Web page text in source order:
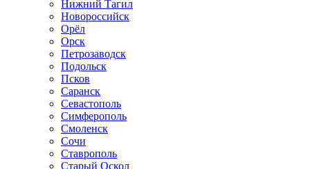
Нижний Тагил
Новороссийск
Орёл
Орск
Петрозаводск
Подольск
Псков
Саранск
Севастополь
Симферополь
Смоленск
Сочи
Ставрополь
Старый Оскол